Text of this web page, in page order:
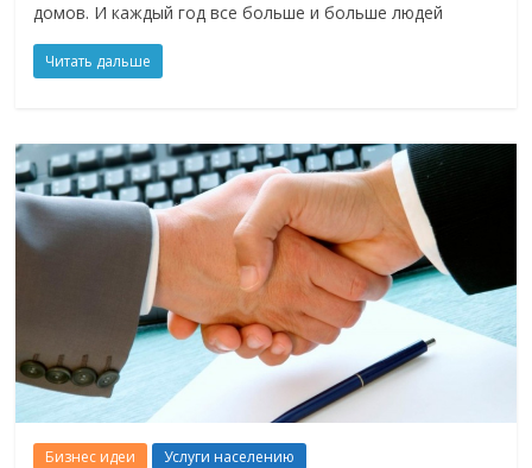
домов. И каждый год все больше и больше людей
Читать дальше
Бизнес идеи Услуги населению